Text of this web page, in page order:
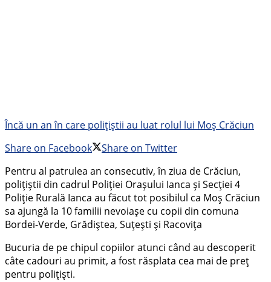
Încă un an în care polițiștii au luat rolul lui Moș Crăciun
Share on Facebook
Share on Twitter
Pentru al patrulea an consecutiv, în ziua de Crăciun,
polițiștii din cadrul Poliției Orașului Ianca și Secției 4
Poliție Rurală Ianca au făcut tot posibilul ca Moș Crăciun
sa ajungă la 10 familii nevoiașe cu copii din comuna
Bordei-Verde, Grădiștea, Suțești și Racovița
Bucuria de pe chipul copiilor atunci când au descoperit
câte cadouri au primit, a fost răsplata cea mai de preț
pentru polițiști.